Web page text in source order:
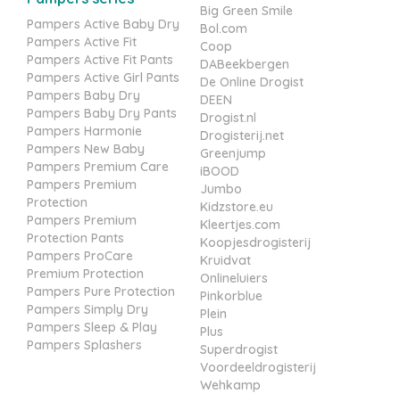
Pampers Active Baby Dry
Pampers Active Fit
Pampers Active Fit Pants
Pampers Active Girl Pants
Pampers Baby Dry
Pampers Baby Dry Pants
Pampers Harmonie
Pampers New Baby
Pampers Premium Care
Pampers Premium
Protection
Pampers Premium
Protection Pants
Pampers ProCare
Premium Protection
Pampers Pure Protection
Pampers Simply Dry
Pampers Sleep & Play
Pampers Splashers
Big Green Smile
Bol.com
Coop
DABeekbergen
De Online Drogist
DEEN
Drogist.nl
Drogisterij.net
Greenjump
iBOOD
Jumbo
Kidzstore.eu
Kleertjes.com
Koopjesdrogisterij
Kruidvat
Onlineluiers
Pinkorblue
Plein
Plus
Superdrogist
Voordeeldrogisterij
Wehkamp